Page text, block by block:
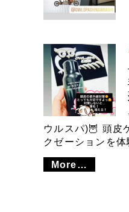
ウルスパ)🦉 頭皮
クゼーションを
More…